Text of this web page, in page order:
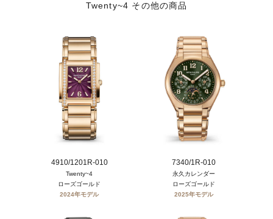
Twenty~4 その他の商品
4910/1201R-010
Twenty~4
ローズゴールド
2024年モデル
7340/1R-010
永久カレンダー
ローズゴールド
2025年モデル